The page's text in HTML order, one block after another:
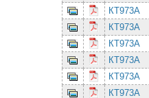
КТ973А
КТ973А
КТ973А
КТ973А
КТ973А
КТ973А